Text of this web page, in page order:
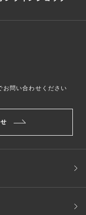
お問い合わせください